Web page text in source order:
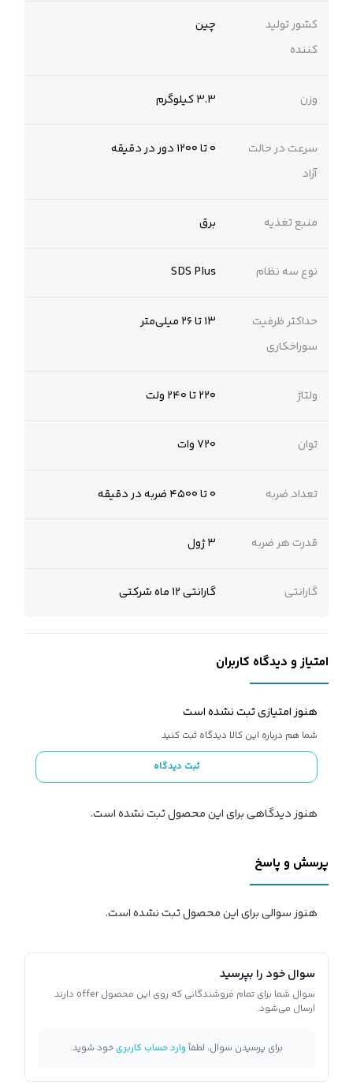
کشور تولید
کننده
چین
وزن 3.3 کیلوگرم
سرعت در حالت
آزاد
۰ تا ۱۲۰۰ دور در دقیقه
منبع تغذیه برق
نوع سه نظام SDS Plus
حداکثر ظرفیت
سوراخکاری
۱۳ تا ۲۶ میلی‌متر
ولتاژ ۲۲۰ تا ۲۴۰ ولت
توان 720 وات
تعداد ضربه ۰ تا ۴۵۰۰ ضربه در دقیقه
قدرت هر ضربه ۳ ژول
گارانتی گارانتی 12 ماه شرکتی
امتیاز و دیدگاه کاربران
هنوز امتیازی ثبت نشده است
شما هم درباره این کالا دیدگاه ثبت کنید
ثبت دیدگاه
هنوز دیدگاهی برای این محصول ثبت نشده است.
پرسش و پاسخ
هنوز سوالی برای این محصول ثبت نشده است.
سوال خود را بپرسید
سوال شما برای تمام فروشندگانی که روی این محصول offer دارند
ارسال می‌شود.
برای پرسیدن سوال، لطفاًوارد حساب کاربریخود شوید.